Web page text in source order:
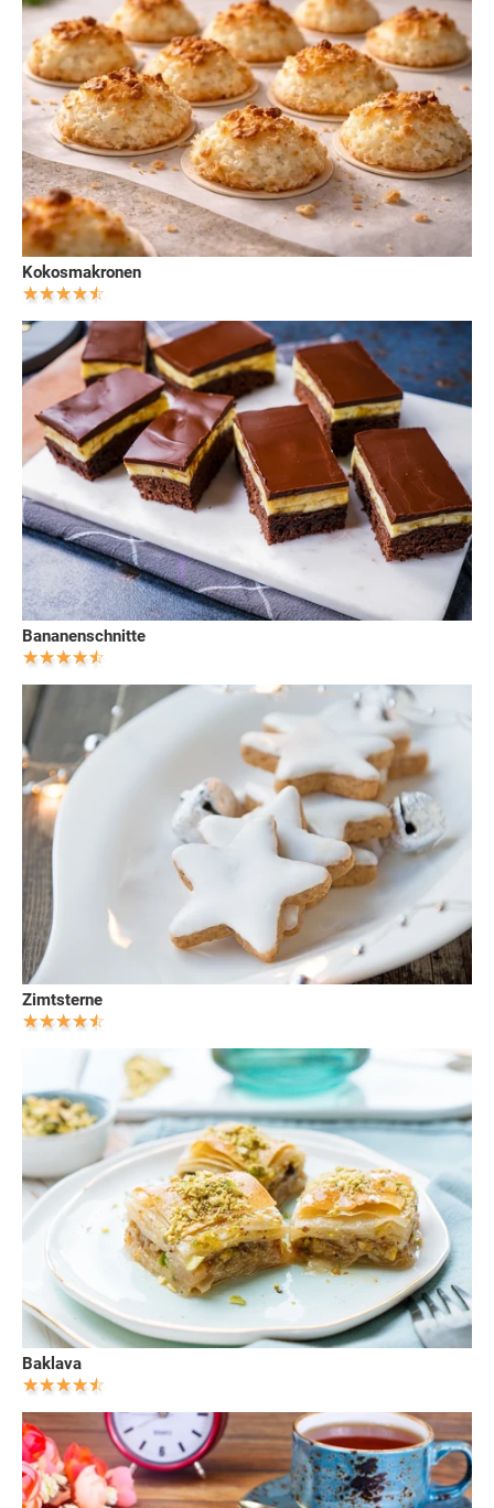
Kokosmakronen
Bananenschnitte
Zimtsterne
Baklava